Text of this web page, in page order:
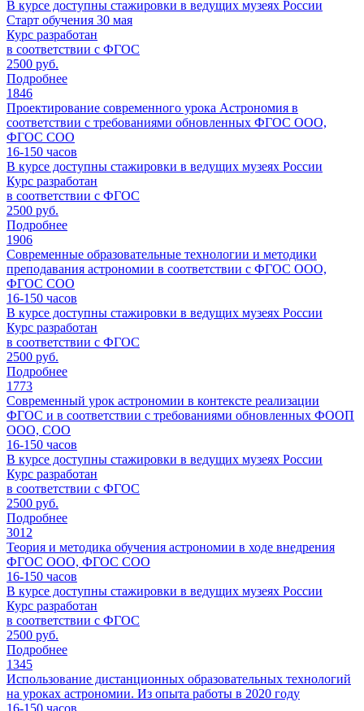
В курсе доступны стажировки в ведущих музеях России
Старт обучения 30 мая
Курс разработан
в соответствии с ФГОС
2500 руб.
Подробнее
1846
Проектирование современного урока Астрономия в
соответствии с требованиями обновленных ФГОС ООО,
ФГОС СОО
16-150 часов
В курсе доступны стажировки в ведущих музеях России
Курс разработан
в соответствии с ФГОС
2500 руб.
Подробнее
1906
Современные образовательные технологии и методики
преподавания астрономии в соответствии с ФГОС ООО,
ФГОС СОО
16-150 часов
В курсе доступны стажировки в ведущих музеях России
Курс разработан
в соответствии с ФГОС
2500 руб.
Подробнее
1773
Современный урок астрономии в контексте реализации
ФГОС и в соответствии с требованиями обновленных ФООП
ООО, СОО
16-150 часов
В курсе доступны стажировки в ведущих музеях России
Курс разработан
в соответствии с ФГОС
2500 руб.
Подробнее
3012
Теория и методика обучения астрономии в ходе внедрения
ФГОС ООО, ФГОС СОО
16-150 часов
В курсе доступны стажировки в ведущих музеях России
Курс разработан
в соответствии с ФГОС
2500 руб.
Подробнее
1345
Использование дистанционных образовательных технологий
на уроках астрономии. Из опыта работы в 2020 году
16-150 часов